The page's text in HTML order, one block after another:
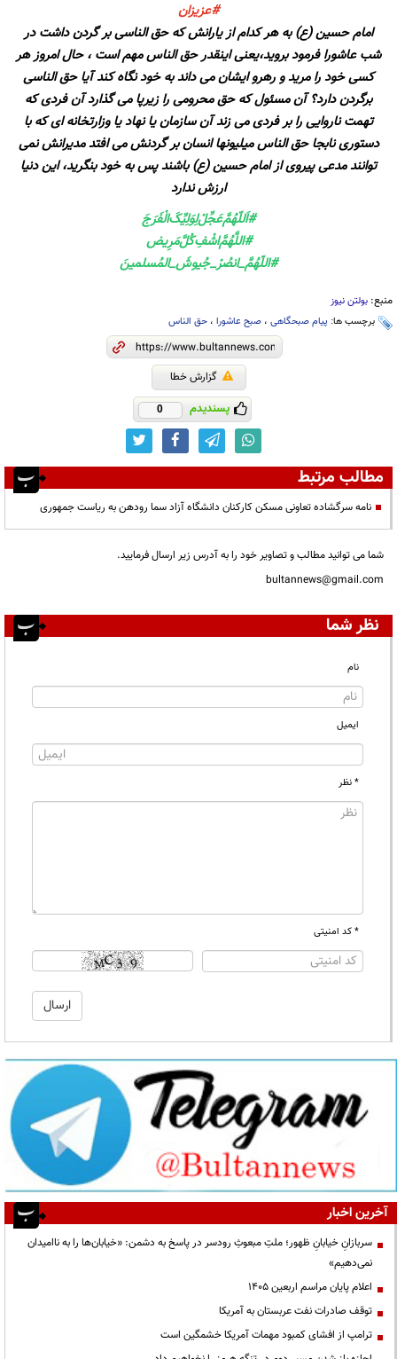
#عزیزان
امام حسین (ع) به هر کدام از یارانش که حق الناسی بر گردن داشت در
شب عاشورا فرمود بروید،یعنی اینقدر حق الناس مهم است ، حال امروز هر
کسی خود را مرید و رهرو ایشان می داند به خود نگاه کند آیا حق الناسی
برگردن دارد؟ آن مسئول که حق محرومی را زیرپا می گذارد آن فردی که
تهمت ناروایی را بر فردی می زند آن سازمان یا نهاد یا وزارتخانه ای که با
دستوری نابجا حق الناس میلیونها انسان بر گردنش می افتد مدیرانش نمی
توانند مدعی پیروی از امام حسین (ع) باشند پس به خود بنگرید، این دنیا
ارزش ندارد
#اَللّهُمَّ‌عَجِّلْ‌لِوَلِيِّکَ‌الْفَرَجَ
#اللَّهُمَّ‌اشْفِ‌کُلَّ‌مَرِیض
#اللّهُمَّ_انصُرْ_جُيوشَ_المُسلمينَ
منبع: بولتن نیوز
برچسب ها: پیام صبحگاهی ، صبح عاشورا ، حق الناس
گزارش خطا
پسندیدم 0
مطالب مرتبط
نامه سرگشاده تعاونی مسکن کارکنان دانشگاه آزاد سما رودهن به ریاست جمهوری
شما می توانید مطالب و تصاویر خود را به آدرس زیر ارسال فرمایید.
bultannews@gmail.com
نظر شما
نام
ایمیل
* نظر
* کد امنیتی
آخرین اخبار
سربازانِ خیابانِ ظهور؛ ملتِ مبعوثِ رودسر در پاسخ به دشمن: «خیابان‌ها را به ناامیدان
نمی‌دهیم»
اعلام پایان مراسم اربعین ۱۴۰۵
توقف صادرات نفت عربستان به آمریکا
ترامپ از افشای کمبود مهمات آمریکا خشمگین است